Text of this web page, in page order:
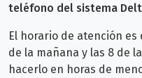
teléfono del sistema
El horario de atención
de la mañana y las 8 de
hacerlo en horas de